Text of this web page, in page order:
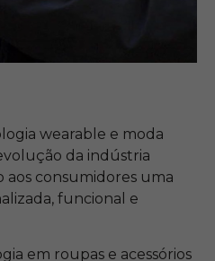
wearable e moda
da indústria
aos consumidores uma
funcional e
em roupas e acessórios